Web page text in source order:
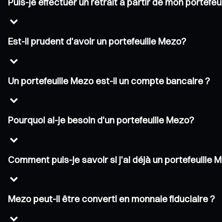
Est-il prudent d'avoir un portefeuille Mezo?
Un portefeuille Mezo est-il un compte bancaire ?
Pourquoi ai-je besoin d'un portefeuille Mezo?
Comment puis-je savoir si j'ai déjà un portefeuille
Mezo peut-il être converti en monnaie fiduciaire ?